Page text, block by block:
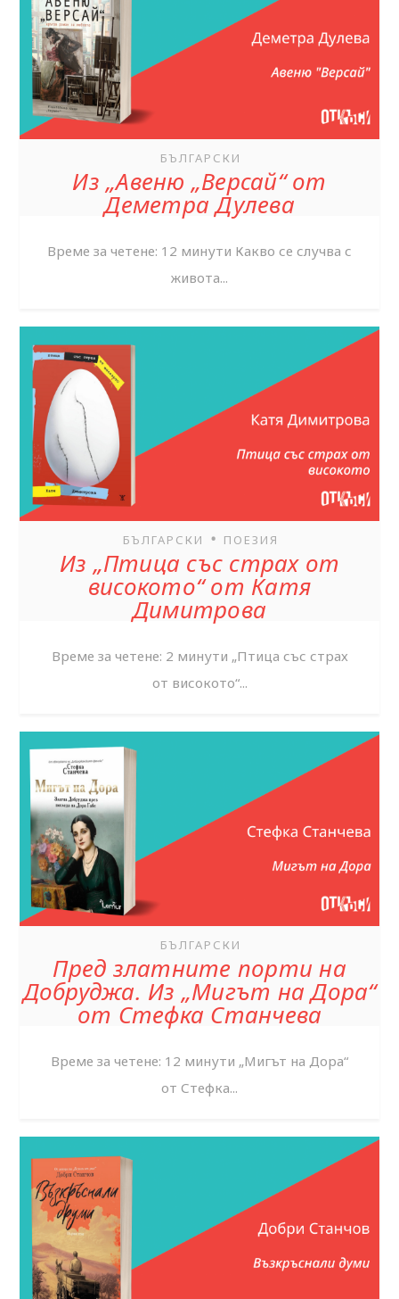
БЪЛГАРСКИ
Из „Авеню „Версай“ от
Деметра Дулева
Време за четене: 12 минути Какво се случва с
живота...
БЪЛГАРСКИ • ПОЕЗИЯ
Из „Птица със страх от
високото“ от Катя
Димитрова
Време за четене: 2 минути „Птица със страх
от високото“...
БЪЛГАРСКИ
Пред златните порти на
Добруджа. Из „Мигът на Дора“
от Стефка Станчева
Време за четене: 12 минути „Мигът на Дора“
от Стефка...